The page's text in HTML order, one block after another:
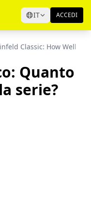
IT ACCEDI
Classic: How Well Do
Quanto
serie?